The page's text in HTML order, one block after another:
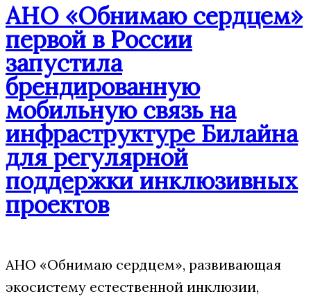
АНО «Обнимаю сердцем»
первой в России
запустила
брендированную
мобильную связь на
инфраструктуре Билайна
для регулярной
поддержки инклюзивных
проектов
АНО «Обнимаю сердцем», развивающая
экосистему естественной инклюзии,